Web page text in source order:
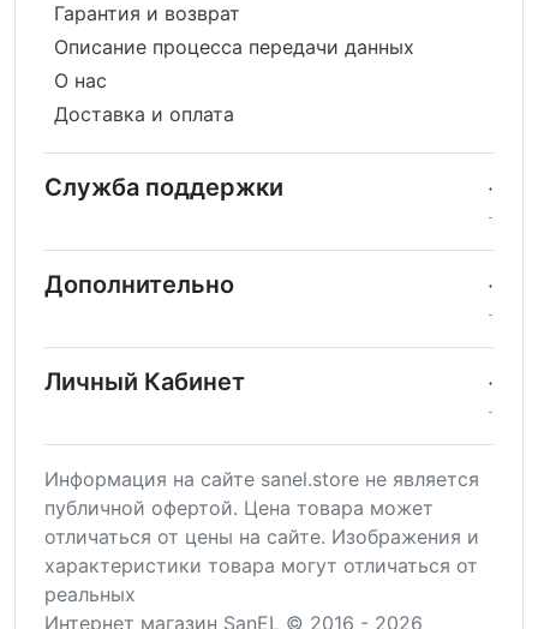
Гарантия и возврат
Описание процесса передачи данных
О нас
Доставка и оплата
Служба поддержки
Дополнительно
Личный Кабинет
Информация на сайте sanel.store не является
публичной офертой. Цена товара может
отличаться от цены на сайте. Изображения и
характеристики товара могут отличаться от
реальных
Интернет магазин SanEL © 2016 - 2026